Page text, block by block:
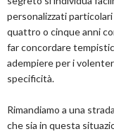
personalizzati particolari
quattro o cinque anni
far concordare
adempiere per i
specificità.
Rimandiamo a una
che sia in questa